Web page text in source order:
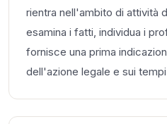
rientra nell'ambito di attività
esamina i fatti, individua i
fornisce una prima
dell'azione legale e sui